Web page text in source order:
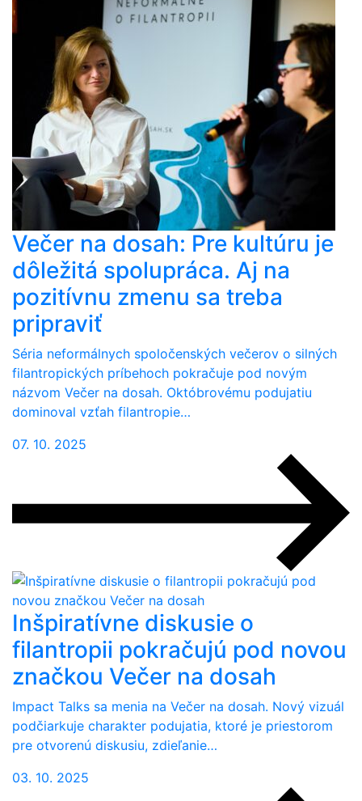
Večer na dosah: Pre kultúru je
dôležitá spolupráca. Aj na
pozitívnu zmenu sa treba
pripraviť
Séria neformálnych spoločenských večerov o silných
filantropických príbehoch pokračuje pod novým
názvom Večer na dosah. Októbrovému podujatiu
dominoval vzťah filantropie…
07. 10. 2025
Inšpiratívne diskusie o
filantropii pokračujú pod novou
značkou Večer na dosah
Impact Talks sa menia na Večer na dosah. Nový vizuál
podčiarkuje charakter podujatia, ktoré je priestorom
pre otvorenú diskusiu, zdieľanie…
03. 10. 2025